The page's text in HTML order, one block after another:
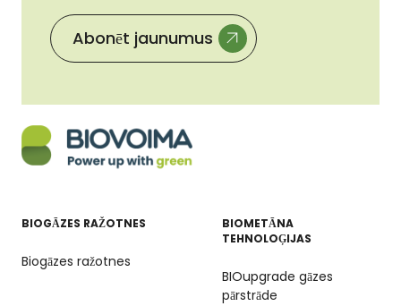
Abonēt jaunumus
BIOGĀZES RAŽOTNES
Biogāzes ražotnes
BIOMETĀNA
TEHNOLOĢIJAS
BIOupgrade gāzes
pārstrāde